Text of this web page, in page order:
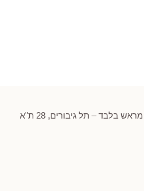
בלבד – תל גיבורים, 28 ת"א